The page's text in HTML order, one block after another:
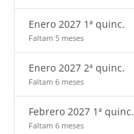
Enero 2027 1ª quinc.
Faltam 5 meses
Enero 2027 2ª quinc.
Faltam 6 meses
Febrero 2027 1ª quinc.
Faltam 6 meses